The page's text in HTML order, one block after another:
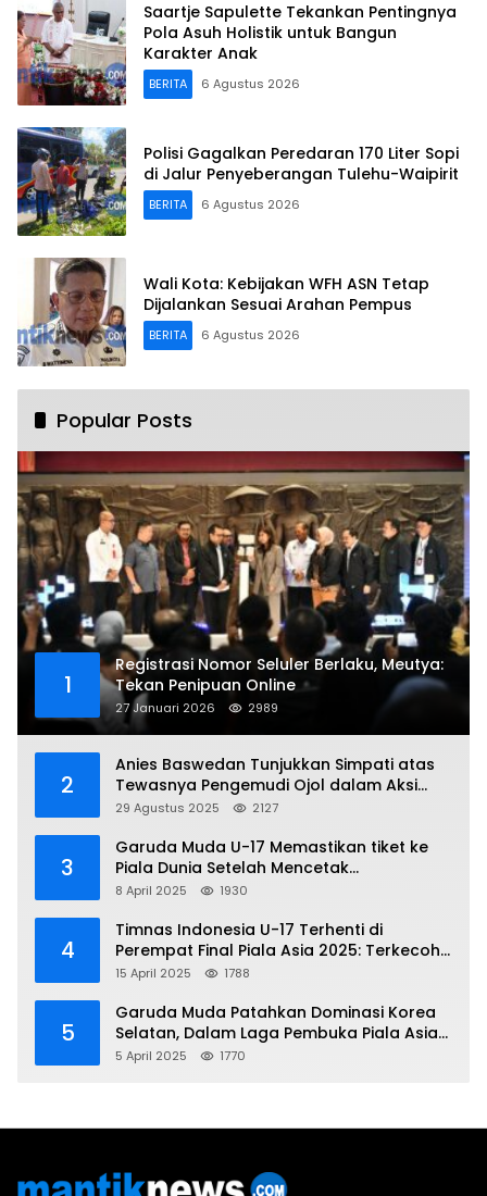
Saartje Sapulette Tekankan Pentingnya
Pola Asuh Holistik untuk Bangun
Karakter Anak
BERITA 6 Agustus 2026
Polisi Gagalkan Peredaran 170 Liter Sopi
di Jalur Penyeberangan Tulehu-Waipirit
BERITA 6 Agustus 2026
Wali Kota: Kebijakan WFH ASN Tetap
Dijalankan Sesuai Arahan Pempus
BERITA 6 Agustus 2026
Popular Posts
1
Registrasi Nomor Seluler Berlaku, Meutya:
Tekan Penipuan Online
27 Januari 2026 2989
2
Anies Baswedan Tunjukkan Simpati atas
Tewasnya Pengemudi Ojol dalam Aksi
Demo
29 Agustus 2025 2127
3
Garuda Muda U-17 Memastikan tiket ke
Piala Dunia Setelah Mencetak
Kemenangan Gemilang atas Yaman 4-1 di
8 April 2025 1930
4
Timnas Indonesia U-17 Terhenti di
Perempat Final Piala Asia 2025: Terkecoh
Korea Utara
15 April 2025 1788
5
Garuda Muda Patahkan Dominasi Korea
Selatan, Dalam Laga Pembuka Piala Asia
2025 U-17
5 April 2025 1770